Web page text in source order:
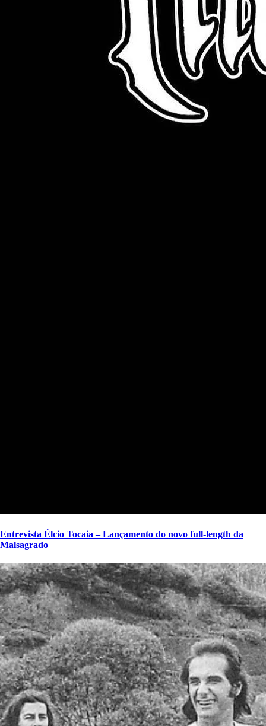
Entrevista Élcio Tocaia – Lançamento do novo full-length da
Malsagrado